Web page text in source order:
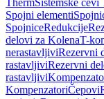
ThermSistemske cevi
Spojni elementi
SpojniceRedukcije
delovi za KolenaT-
nerastavljiviRezervni
rastavljiviRezervni
rastavljivi
KompenzatoriČepovi